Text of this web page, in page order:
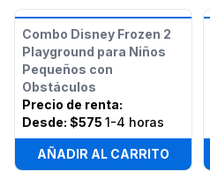
Combo Disney Frozen 2
Playground para Niños
Pequeños con
Obstáculos
Precio de renta:
Desde: $575 1-4 horas
AÑADIR AL CARRITO